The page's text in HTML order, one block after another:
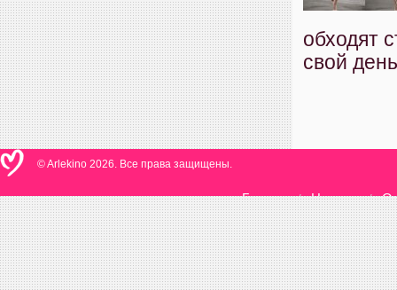
обходят
свой
© Arlekino 2026. Все права защищены.
Главная / Новости / О